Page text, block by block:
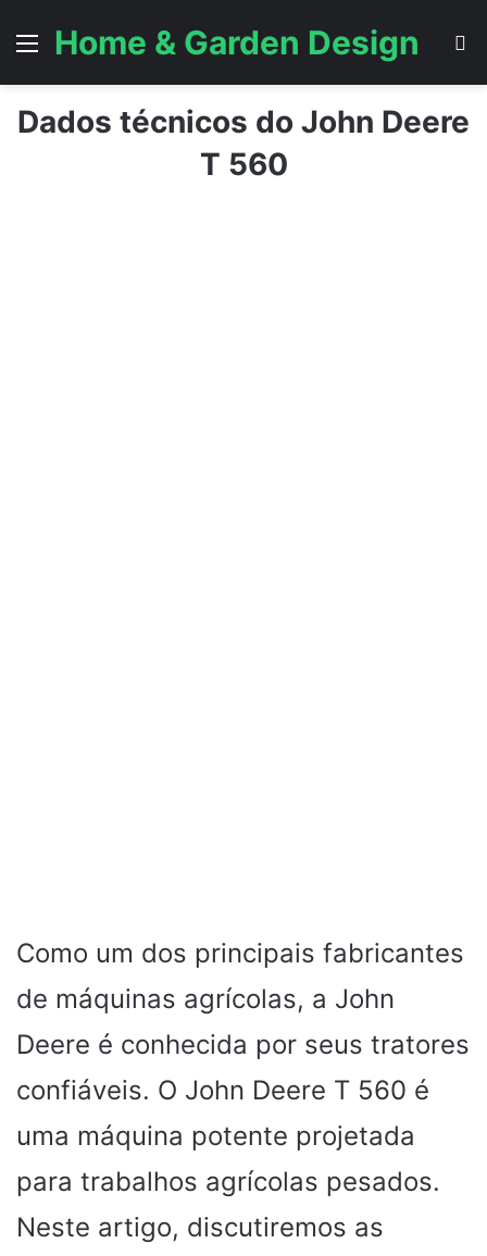
Menu
Home & Garden Design
Dados técnicos do John Deere
T 560
Como um dos principais fabricantes
de máquinas agrícolas, a John
Deere é conhecida por seus tratores
confiáveis. O John Deere T 560 é
uma máquina potente projetada
para trabalhos agrícolas pesados.
Neste artigo, discutiremos as